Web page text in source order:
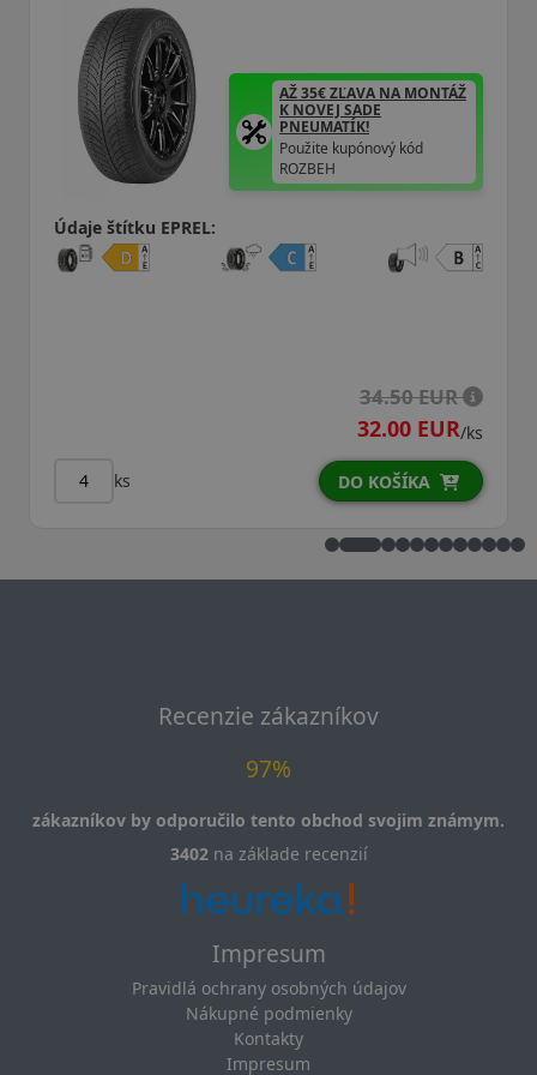
AŽ 35€ ZĽAVA NA MONTÁŽ
K NOVEJ SADE
PNEUMATÍK!
Použite kupónový kód
ROZBEH
Údaje štítku EPREL:
34.50 EUR
32.00 EUR/ks
ks DO KOŠÍKA
Recenzie zákazníkov
97%
zákazníkov by odporučilo tento obchod svojim známym.
3402na základe recenzií
Impresum
Pravidlá ochrany osobných údajov
Nákupné podmienky
Kontakty
Impresum